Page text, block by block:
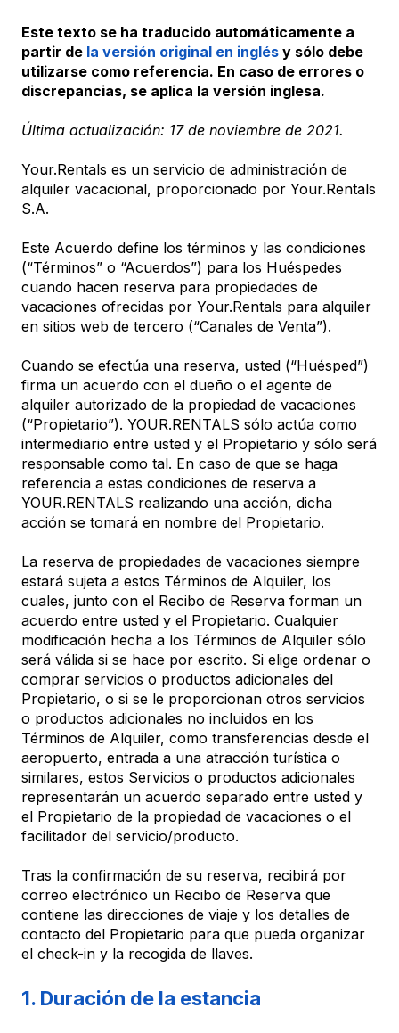
Este texto se ha traducido automáticamente a
partir de la versión original en inglés y sólo debe
utilizarse como referencia. En caso de errores o
discrepancias, se aplica la versión inglesa.
Última actualización: 17 de noviembre de 2021.
Your.Rentals es un servicio de administración de
alquiler vacacional, proporcionado por Your.Rentals
S.A.
Este Acuerdo define los términos y las condiciones
(“Términos” o “Acuerdos”) para los Huéspedes
cuando hacen reserva para propiedades de
vacaciones ofrecidas por Your.Rentals para alquiler
en sitios web de tercero (“Canales de Venta”).
Cuando se efectúa una reserva, usted (“Huésped”)
firma un acuerdo con el dueño o el agente de
alquiler autorizado de la propiedad de vacaciones
(“Propietario”). YOUR.RENTALS sólo actúa como
intermediario entre usted y el Propietario y sólo será
responsable como tal. En caso de que se haga
referencia a estas condiciones de reserva a
YOUR.RENTALS realizando una acción, dicha
acción se tomará en nombre del Propietario.
La reserva de propiedades de vacaciones siempre
estará sujeta a estos Términos de Alquiler, los
cuales, junto con el Recibo de Reserva forman un
acuerdo entre usted y el Propietario. Cualquier
modificación hecha a los Términos de Alquiler sólo
será válida si se hace por escrito. Si elige ordenar o
comprar servicios o productos adicionales del
Propietario, o si se le proporcionan otros servicios
o productos adicionales no incluidos en los
Términos de Alquiler, como transferencias desde el
aeropuerto, entrada a una atracción turística o
similares, estos Servicios o productos adicionales
representarán un acuerdo separado entre usted y
el Propietario de la propiedad de vacaciones o el
facilitador del servicio/producto.
Tras la confirmación de su reserva, recibirá por
correo electrónico un Recibo de Reserva que
contiene las direcciones de viaje y los detalles de
contacto del Propietario para que pueda organizar
el check-in y la recogida de llaves.
1. Duración de la estancia